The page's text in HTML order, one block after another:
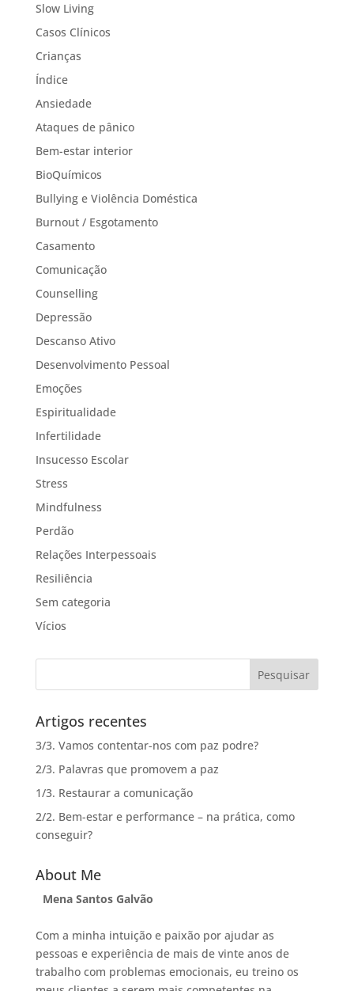
Slow Living
Casos Clínicos
Crianças
Índice
Ansiedade
Ataques de pânico
Bem-estar interior
BioQuímicos
Bullying e Violência Doméstica
Burnout / Esgotamento
Casamento
Comunicação
Counselling
Depressão
Descanso Ativo
Desenvolvimento Pessoal
Emoções
Espiritualidade
Infertilidade
Insucesso Escolar
Stress
Mindfulness
Perdão
Relações Interpessoais
Resiliência
Sem categoria
Vícios
Artigos recentes
3/3. Vamos contentar-nos com paz podre?
2/3. Palavras que promovem a paz
1/3. Restaurar a comunicação
2/2. Bem-estar e performance – na prática, como
conseguir?
About Me
Mena Santos Galvão
Com a minha intuição e paixão por ajudar as
pessoas e experiência de mais de vinte anos de
trabalho com problemas emocionais, eu treino os